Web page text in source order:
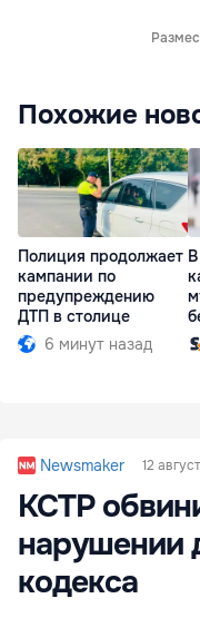
Похожие
Полиция продолжает
кампании по
предупреждению
ДТП в столице
6 минут назад
Newsmaker 12
КСТР
нарушении
кодекса